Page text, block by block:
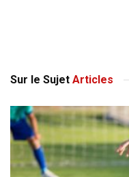
Sur le Sujet Articles